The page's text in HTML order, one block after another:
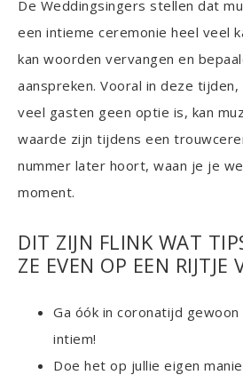
De Weddingsingers stellen dat
een intieme ceremonie heel veel
kan woorden vervangen en
aanspreken. Vooral in deze
veel gasten geen optie is, kan
waarde zijn tijdens een
nummer later hoort, waan je je
moment.
DIT ZIJN FLINK WAT
ZE EVEN OP EEN RIJTJE
Ga óók in coronatijd
intiem!
Doe het op jullie eigen